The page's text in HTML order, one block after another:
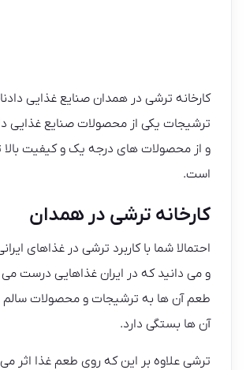
کارخانه ترشی در همدان صنایع غذایی
ترشیجات یکی از محصولات صنایع غذایی
و از محصولات های درجه یک و کیفیت بالا
است.
کارخانه ترشی در همدان
احتمالا شما با کاربرد ترشی در غذاهای
و می دانید که در ایران غذاهایی درست
طعم آن ها به ترشیجات و محصولات سالم
آن ها بستگی دارد.
ترشی علاوه بر این که روی طعم غذا اثر